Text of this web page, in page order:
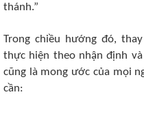
thánh.”
Trong chiều hướng đó,
thực hiện theo nhận định
cũng là mong ước của mọi
cần: